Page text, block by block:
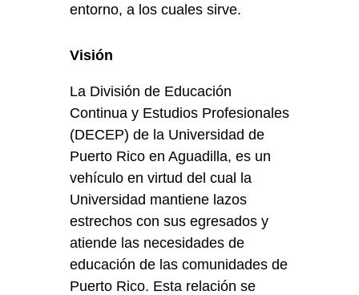
entorno, a los cuales sirve.
Visión
La División de Educación
Continua y Estudios Profesionales
(DECEP) de la Universidad de
Puerto Rico en Aguadilla, es un
vehículo en virtud del cual la
Universidad mantiene lazos
estrechos con sus egresados y
atiende las necesidades de
educación de las comunidades de
Puerto Rico. Esta relación se